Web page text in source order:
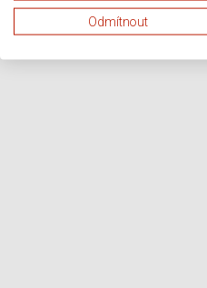
Odmítnout